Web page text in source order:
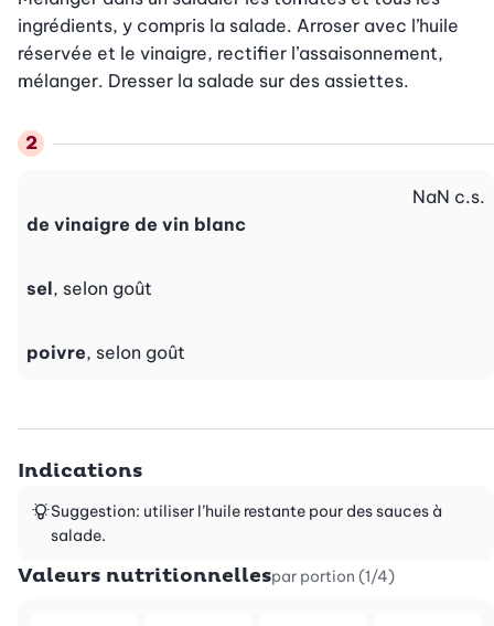
ingrédients, y compris la salade. Arroser avec l’huile
réservée et le vinaigre, rectifier l’assaisonnement,
mélanger. Dresser la salade sur des assiettes.
de vinaigre de vin blanc
NaN c.s.
sel, selon goût
poivre, selon goût
Indications
Suggestion: utiliser l’huile restante pour des sauces à
salade.
Valeurs nutritionnellespar portion (1/4)